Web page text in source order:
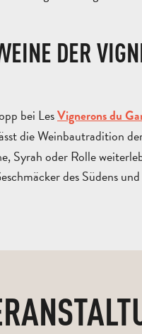
DER
bei LesVignerons du
die Weinbautradition
Syrah oder Rolle
des Südens